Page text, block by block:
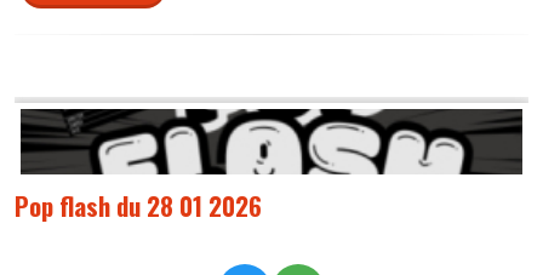
Pop flash du 28 01 2026